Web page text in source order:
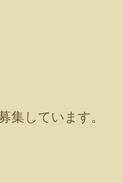
集しています。